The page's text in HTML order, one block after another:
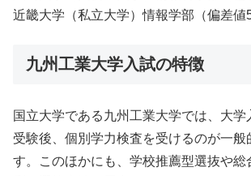
近畿大学（私立大学）情報学部（偏差値
九州工業大学入試の特徴
国立大学である九州工業大学では、大学
受験後、個別学力検査を受けるのが一般
す。このほかにも、学校推薦型選抜や総